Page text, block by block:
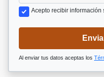
Acepto recibir
Al enviar tus datos aceptas los